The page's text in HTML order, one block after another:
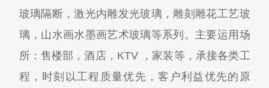
玻璃隔断，激光内雕发光玻璃，雕刻雕花工艺玻
璃，山水画水墨画艺术玻璃等系列。主要运用场
所：售楼部，酒店，KTV ，家装等，承接各类工
程，时刻以工程质量优先，客户利益优先的原